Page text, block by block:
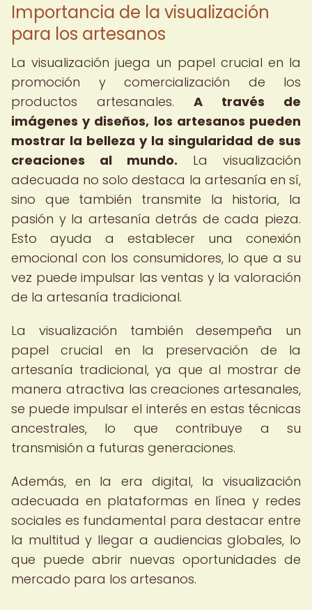
Importancia de la visualización
para los artesanos
La visualización juega un papel crucial en la
promoción y comercialización de los
productos artesanales. A través de
imágenes y diseños, los artesanos pueden
mostrar la belleza y la singularidad de sus
creaciones al mundo. La visualización
adecuada no solo destaca la artesanía en sí,
sino que también transmite la historia, la
pasión y la artesanía detrás de cada pieza.
Esto ayuda a establecer una conexión
emocional con los consumidores, lo que a su
vez puede impulsar las ventas y la valoración
de la artesanía tradicional.
La visualización también desempeña un
papel crucial en la preservación de la
artesanía tradicional, ya que al mostrar de
manera atractiva las creaciones artesanales,
se puede impulsar el interés en estas técnicas
ancestrales, lo que contribuye a su
transmisión a futuras generaciones.
Además, en la era digital, la visualización
adecuada en plataformas en línea y redes
sociales es fundamental para destacar entre
la multitud y llegar a audiencias globales, lo
que puede abrir nuevas oportunidades de
mercado para los artesanos.